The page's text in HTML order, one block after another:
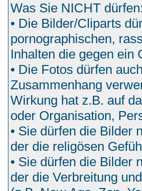
Was Sie NICHT
• Die Bilder/Cliparts
pornographischen,
Inhalten die gegen ein
• Die Fotos dürfen
Zusammenhang
Wirkung hat z.B. auf
oder Organisation,
• Sie dürfen die Bilder
der die religösen
• Sie dürfen die Bilder
der die Verbreitung